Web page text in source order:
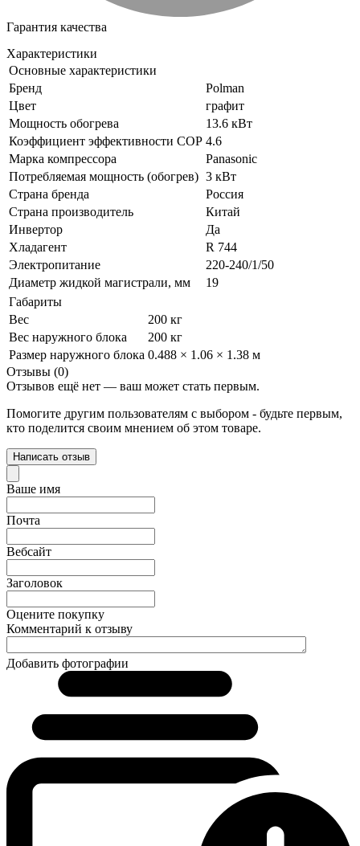
Гарантия качества
Характеристики
Основные характеристики
Бренд
Polman
Цвет
графит
Мощность обогрева
13.6 кВт
Коэффициент эффективности COP 4.6
Марка компрессора
Panasonic
Потребляемая мощность (обогрев) 3 кВт
Страна бренда
Россия
Страна производитель
Китай
Инвертор
Да
Хладагент
R 744
Электропитание
220-240/1/50
Диаметр жидкой магистрали, мм
19
Габариты
Вес
200 кг
Вес наружного блока
200 кг
Размер наружного блока 0.488 × 1.06 × 1.38 м
Отзывы (0)
Отзывов ещё нет — ваш может стать первым.
Помогите другим пользователям с выбором - будьте первым,
кто поделится своим мнением об этом товаре.
Написать отзыв
Ваше имя
Почта
Вебсайт
Заголовок
Оцените покупку
Комментарий к отзыву
Добавить фотографии